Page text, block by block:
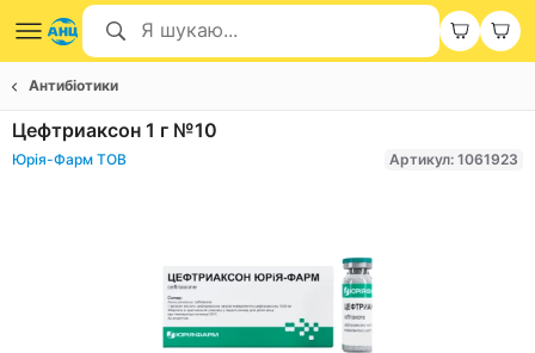
Антибіотики
Цефтриаксон 1 г №10
Юрія-Фарм ТОВ Артикул: 1061923